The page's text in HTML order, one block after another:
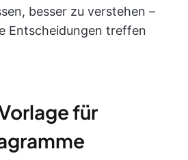
besser zu verstehen –
Entscheidungen treffen
für